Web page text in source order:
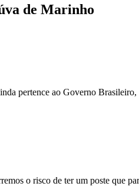
de Marinho
pertence ao Governo
o risco de ter um poste que